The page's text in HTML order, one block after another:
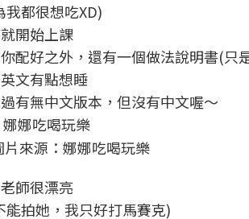
我都很想吃XD)
開始上課
配好之外，還有一個做法說明書(只
文有點想睡
有無中文版本，但沒有中文喔～
來源：娜娜吃喝玩樂
師很漂亮
能拍她，我只好打馬賽克)